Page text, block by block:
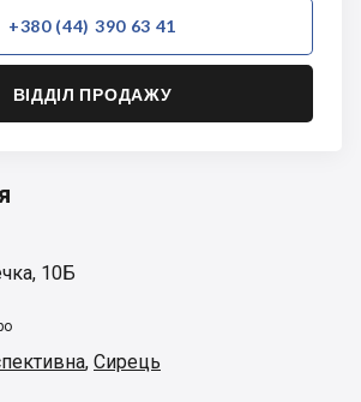
+380 (44) 390 63 41
ВІДДІЛ ПРОДАЖУ
10Б
, Сирець